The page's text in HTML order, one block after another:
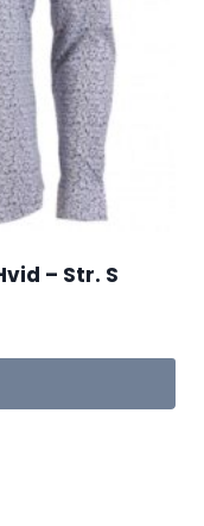
– Str. S